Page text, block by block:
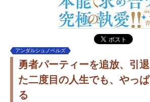
アンダルシュノベルズ
勇者パーティーを追放、引
た二度目の人生でも、やっ
る